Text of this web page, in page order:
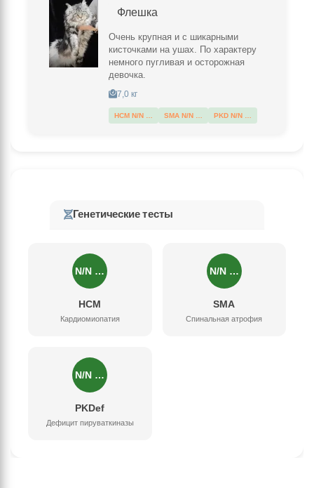
Флешка
Очень крупная и с шикарными
кисточками на ушах. По характеру
немного пугливая и осторожная
девочка.
7,0 кг
HCM N/N … SMA N/N … PKD N/N …
Генетические тесты
N/N …
HCM
Кардиомиопатия
N/N …
SMA
Спинальная атрофия
N/N …
PKDef
Дефицит пируваткиназы